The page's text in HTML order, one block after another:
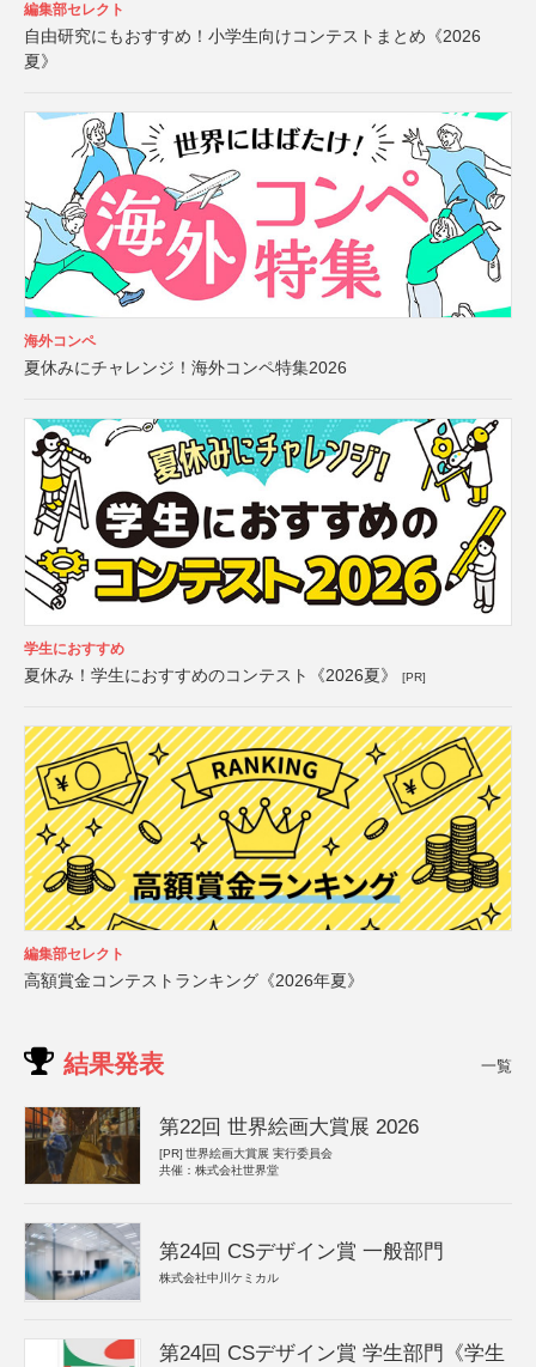
編集部セレクト
自由研究にもおすすめ！小学生向けコンテストまとめ《2026
夏》
海外コンペ
夏休みにチャレンジ！海外コンペ特集2026
学生におすすめ
夏休み！学生におすすめのコンテスト《2026夏》 [PR]
編集部セレクト
高額賞金コンテストランキング《2026年夏》
結果発表 一覧
第22回 世界絵画大賞展 2026
[PR] 世界絵画大賞展 実行委員会
共催：株式会社世界堂
第24回 CSデザイン賞 一般部門
株式会社中川ケミカル
第24回 CSデザイン賞 学生部門《学生